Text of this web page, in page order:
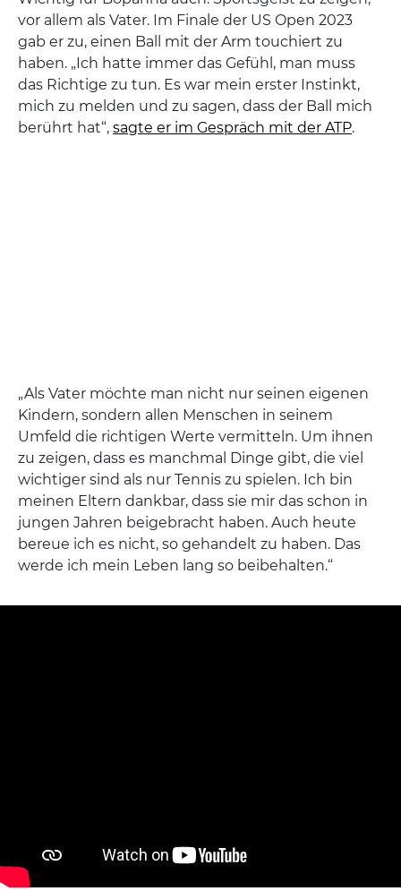
vor allem als Vater. Im Finale der US Open 2023
gab er zu, einen Ball mit der Arm touchiert zu
haben. „Ich hatte immer das Gefühl, man muss
das Richtige zu tun. Es war mein erster Instinkt,
mich zu melden und zu sagen, dass der Ball mich
berührt hat“, sagte er im Gespräch mit der ATP.
„Als Vater möchte man nicht nur seinen eigenen
Kindern, sondern allen Menschen in seinem
Umfeld die richtigen Werte vermitteln. Um ihnen
zu zeigen, dass es manchmal Dinge gibt, die viel
wichtiger sind als nur Tennis zu spielen. Ich bin
meinen Eltern dankbar, dass sie mir das schon in
jungen Jahren beigebracht haben. Auch heute
bereue ich es nicht, so gehandelt zu haben. Das
werde ich mein Leben lang so beibehalten.“